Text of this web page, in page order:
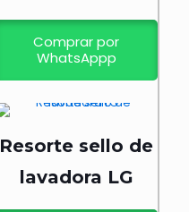
Comprar por
WhatsAppp
Resorte sello de
lavadora LG